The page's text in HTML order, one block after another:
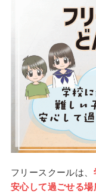
フリースクールは、
安心して過ごせる場